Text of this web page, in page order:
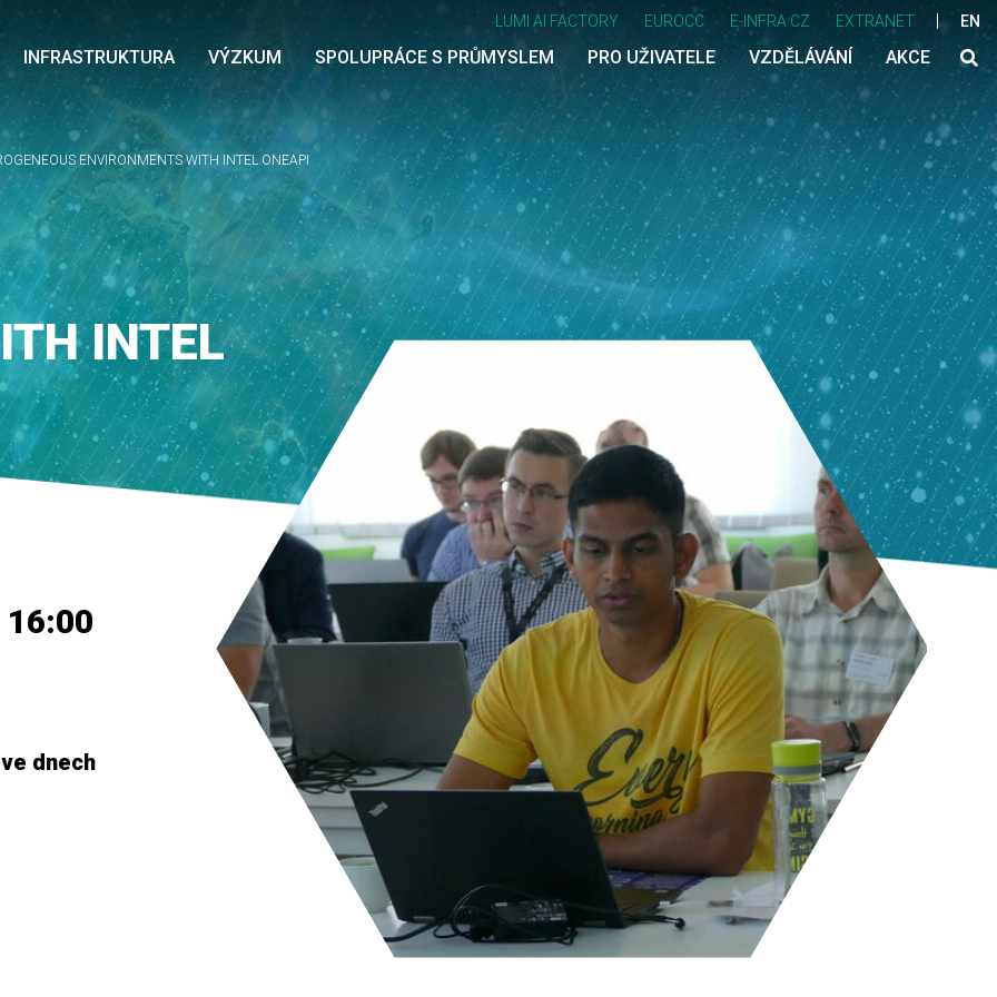
LUMI AI FACTORY EUROCC E-INFRA CZ EXTRANET EN
INFRASTRUKTURA VÝZKUM SPOLUPRÁCE S PRŮMYSLEM PRO UŽIVATELE VZDĚLÁVÁNÍ AKCE
ENVIRONMENTS WITH INTEL ONEAPI
INTEL
dnech